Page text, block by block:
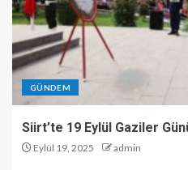
GÜNDEM
Siirt’te 19 Eylül Gaziler
Eylül 19, 2025 admin